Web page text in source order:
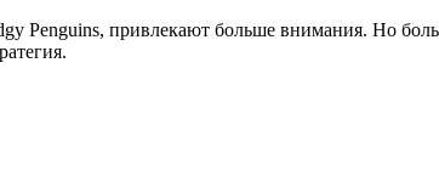
Penguins, привлекают больше внимания. Но